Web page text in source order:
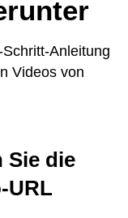
Anleitung
Videos von
Sie die
URL